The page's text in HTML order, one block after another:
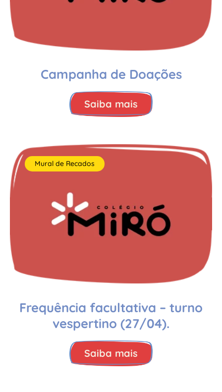
Campanha de Doações
Saiba mais
Mural de Recados
Frequência facultativa – turno
vespertino (27/04).
Saiba mais